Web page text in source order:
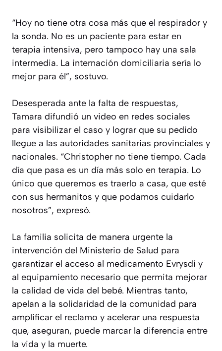
“Hoy no tiene otra cosa más que el respirador y
la sonda. No es un paciente para estar en
terapia intensiva, pero tampoco hay una sala
intermedia. La internación domiciliaria sería lo
mejor para él”, sostuvo.
Desesperada ante la falta de respuestas,
Tamara difundió un video en redes sociales
para visibilizar el caso y lograr que su pedido
llegue a las autoridades sanitarias provinciales y
nacionales. “Christopher no tiene tiempo. Cada
día que pasa es un día más solo en terapia. Lo
único que queremos es traerlo a casa, que esté
con sus hermanitos y que podamos cuidarlo
nosotros”, expresó.
La familia solicita de manera urgente la
intervención del Ministerio de Salud para
garantizar el acceso al medicamento Evrysdi y
al equipamiento necesario que permita mejorar
la calidad de vida del bebé. Mientras tanto,
apelan a la solidaridad de la comunidad para
amplificar el reclamo y acelerar una respuesta
que, aseguran, puede marcar la diferencia entre
la vida y la muerte.